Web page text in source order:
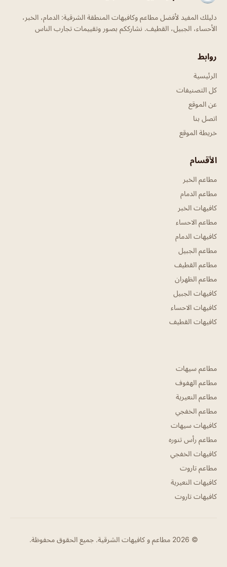
دليلك المفيد لأفضل مطاعم وكافيهات المنطقة الشرقية: الدمام، الخبر،
الأحساء، الجبيل، القطيف. نشارككم بصور وتقييمات تجارب الناس
روابط
الرئيسية
كل التصنيفات
عن الموقع
اتصل بنا
خريطة الموقع
الأقسام
مطاعم الخبر
مطاعم الدمام
كافيهات الخبر
مطاعم الاحساء
كافيهات الدمام
مطاعم الجبيل
مطاعم القطيف
مطاعم الظهران
كافيهات الجبيل
كافيهات الاحساء
كافيهات القطيف
مطاعم سيهات
مطاعم الهفوف
مطاعم النعيرية
مطاعم الخفجي
كافيهات سيهات
مطاعم رأس تنوره
كافيهات الخفجي
مطاعم تاروت
كافيهات النعيرية
كافيهات تاروت
© 2026 مطاعم و كافيهات الشرقية. جميع الحقوق محفوظة.